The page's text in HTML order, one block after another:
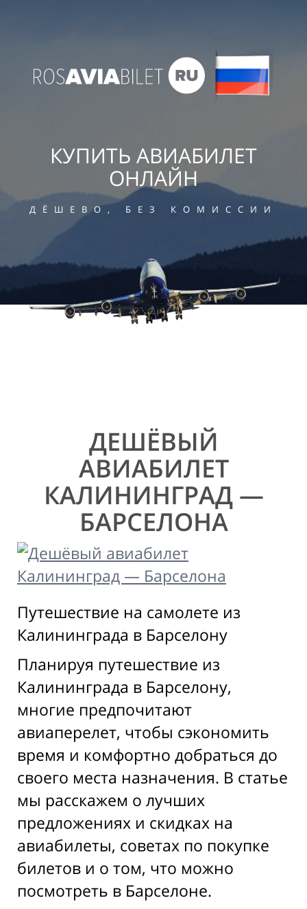
КУПИТЬ АВИАБИЛЕТ
ОНЛАЙН
ДЁШЕВО, БЕЗ КОМИССИИ
ДЕШЁВЫЙ
АВИАБИЛЕТ
КАЛИНИНГРАД —
БАРСЕЛОНА
Путешествие на самолете из
Калининграда в Барселону
Планируя путешествие из
Калининграда в Барселону,
многие предпочитают
авиаперелет, чтобы сэкономить
время и комфортно добраться до
своего места назначения. В статье
мы расскажем о лучших
предложениях и скидках на
авиабилеты, советах по покупке
билетов и о том, что можно
посмотреть в Барселоне.